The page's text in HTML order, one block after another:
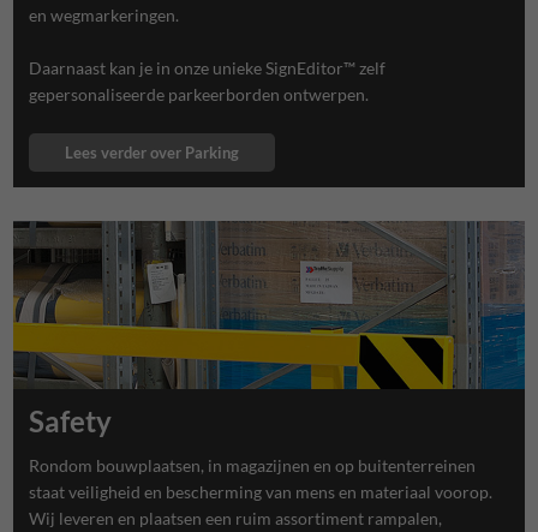
en wegmarkeringen.
Daarnaast kan je in onze unieke SignEditor™ zelf
gepersonaliseerde parkeerborden ontwerpen.
Lees verder over Parking
Safety
Rondom bouwplaatsen, in magazijnen en op buitenterreinen
staat veiligheid en bescherming van mens en materiaal voorop.
Wij leveren en plaatsen een ruim assortiment rampalen,